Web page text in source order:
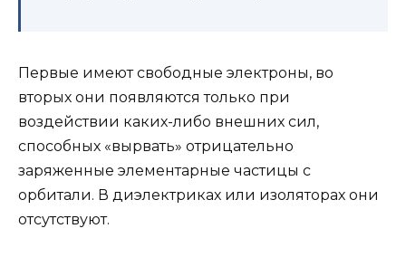
Первые имеют свободные электроны, во
вторых они появляются только при
воздействии каких-либо внешних сил,
способных «вырвать» отрицательно
заряженные элементарные частицы с
орбитали. В диэлектриках или изоляторах они
отсутствуют.